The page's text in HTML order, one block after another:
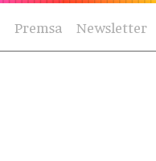
Premsa Newsletter